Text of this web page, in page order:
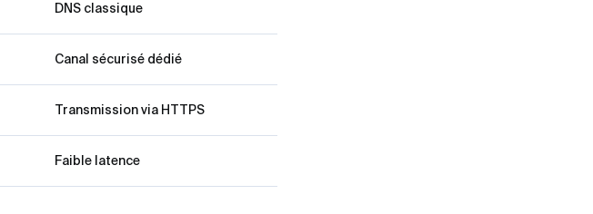
DNS classique
Canal sécurisé dédié
Transmission via HTTPS
Faible latence